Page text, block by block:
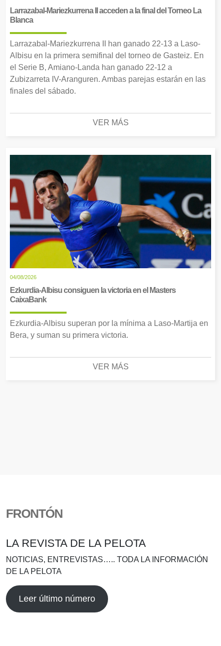
Larrazabal-Mariezkurrena II acceden a la final del Torneo La
Blanca
Larrazabal-Mariezkurrena II han ganado 22-13 a Laso-
Albisu en la primera semifinal del torneo de Gasteiz. En
el Serie B, Amiano-Landa han ganado 22-12 a
Zubizarreta IV-Aranguren. Ambas parejas estarán en las
finales del sábado.
VER MÁS
04/08/2026
Ezkurdia-Albisu consiguen la victoria en el Masters
CaixaBank
Ezkurdia-Albisu superan por la mínima a Laso-Martija en
Bera, y suman su primera victoria.
VER MÁS
FRONTÓN
LA REVISTA DE LA PELOTA
NOTICIAS, ENTREVISTAS….. TODA LA INFORMACIÓN
DE LA PELOTA
Leer último número